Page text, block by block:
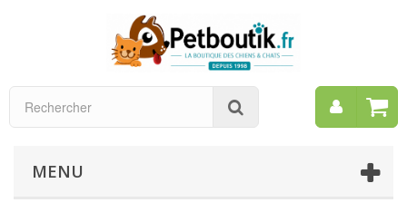
Mon
MENU